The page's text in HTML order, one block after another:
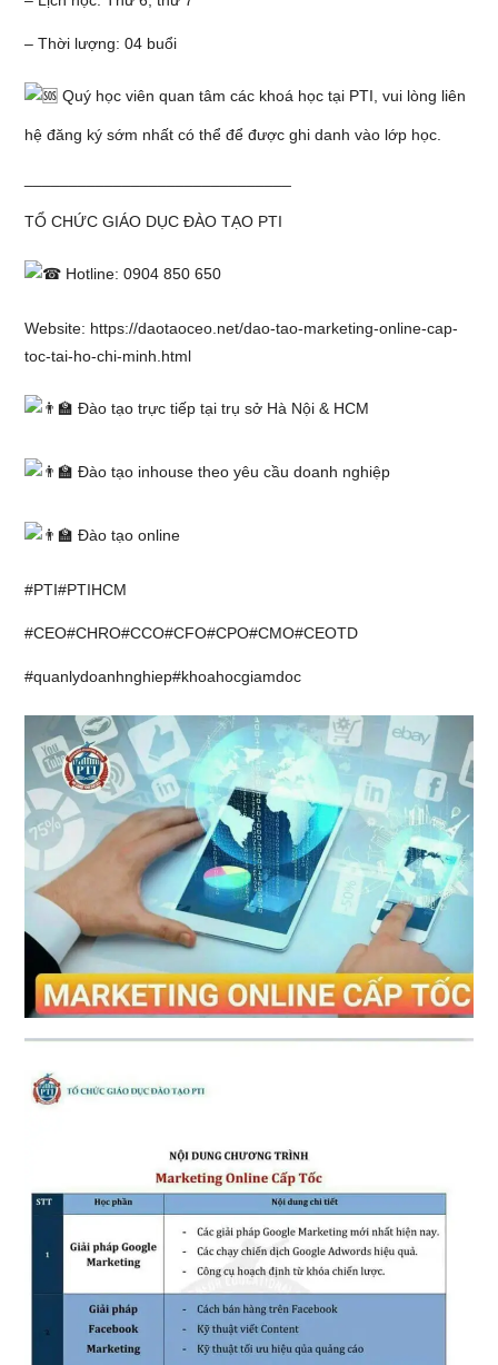
– Thời lượng: 04 buổi
Quý học viên quan tâm các khoá học tại PTI, vui lòng liên
hệ đăng ký sớm nhất có thể để được ghi danh vào lớp học.
TỔ CHỨC GIÁO DỤC ĐÀO TẠO PTI
Hotline: 0904 850 650
Website: https://daotaoceo.net/dao-tao-marketing-online-cap-
toc-tai-ho-chi-minh.html
Đào tạo trực tiếp tại trụ sở Hà Nội & HCM
Đào tạo inhouse theo yêu cầu doanh nghiệp
Đào tạo online
#PTI#PTIHCM
#CEO#CHRO#CCO#CFO#CPO#CMO#CEOTD
#quanlydoanhnghiep#khoahocgiamdoc